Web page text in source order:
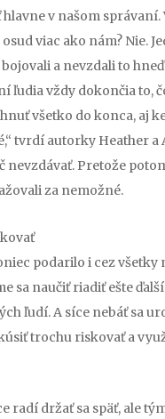
hlavne v našom správaní.
viac ako nám? Nie.
bojovali a nevzdali to
ľudia vždy dokončia to,
všetko do konca, aj
tvrdí autorky Heather a
nevzdávať. Pretože
za nemožné.
podarilo i cez všetky
sa naučiť riadiť ešte
ľudí. A síce nebáť sa
trochu riskovať a
radí držať sa späť, ale